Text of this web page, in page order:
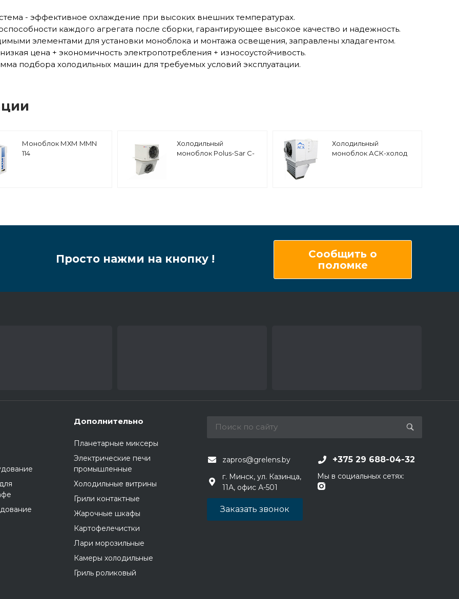
- эффективное охлаждение при высоких внешних температурах.
каждого агрегата после сборки, гарантирующее высокое качество и надежность.
элементами для установки моноблока и монтажа освещения, заправлены хладагентом.
цена + экономичность электропотребления + износоустойчивость.
подбора холодильных машин для требуемых условий эксплуатации.
Моноблок МХМ MMN
114
Холодильный
моноблок Polus-Sar С-
Холодильный
моноблок АСК-холод
Просто нажми на кнопку !
Сообщить о
поломке
Дополнительно
Планетарные миксеры
Электрические печи
промышленные
Холодильные витрины
Грили контактные
Жарочные шкафы
Картофелечистки
Лари морозильные
Камеры холодильные
Гриль роликовый
zapros@grelens.by +375 29 688-04-32
г. Минск, ул. Казинца,
11А, офис А-501
Мы в социальных сетях:
Заказать звонок